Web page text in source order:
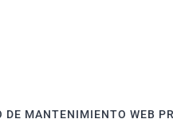
DE MANTENIMIENTO WEB